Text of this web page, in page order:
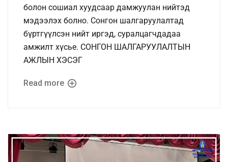
болон сошиал хуудсаар дамжуулан нийтэд
мэдээлэх болно. Сонгон шалгаруулалтад
бүртгүүлсэн нийт иргэд, суралцагчдадаа
амжилт хүсье. СОНГОН ШАЛГАРУУЛАЛТЫН
АЖЛЫН ХЭСЭГ
Read more